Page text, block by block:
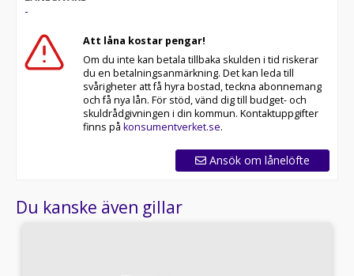
-
Att låna kostar pengar!
Om du inte kan betala tillbaka skulden i tid riskerar
du en betalningsanmärkning. Det kan leda till
svårigheter att få hyra bostad, teckna abonnemang
och få nya lån. För stöd, vänd dig till budget- och
skuldrådgivningen i din kommun. Kontaktuppgifter
finns på konsumentverket.se.
Ansök om lånelöfte
Du kanske även gillar